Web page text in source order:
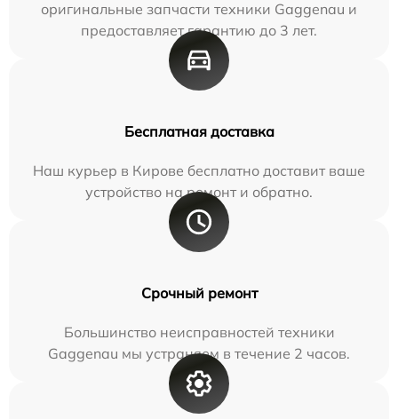
оригинальные запчасти техники Gaggenau и
предоставляет гарантию до 3 лет.
Бесплатная доставка
Наш курьер в Кирове бесплатно доставит ваше
устройство на ремонт и обратно.
Срочный ремонт
Большинство неисправностей техники
Gaggenau мы устраняем в течение 2 часов.